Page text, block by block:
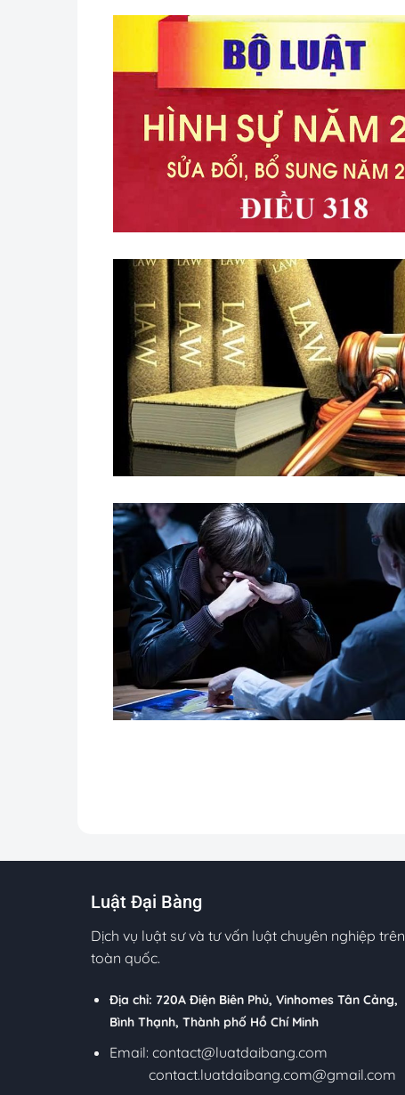
Luật Đại Bàng
Dịch vụ luật sư và tư vấn luật chuyên nghiệp trên
toàn quốc.
Địa chỉ: 720A Điện Biên Phủ, Vinhomes Tân Cảng,
Bình Thạnh, Thành phố Hồ Chí Minh
Email: contact@luatdaibang.com
contact.luatdaibang.com@gmail.com